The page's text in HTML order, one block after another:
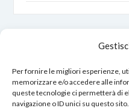
Per fornire le migliori esperienze,
memorizzare e/o accedere alle
queste tecnologie ci permetterà di
navigazione o ID unici su questo
EdoardoCoen.it ©